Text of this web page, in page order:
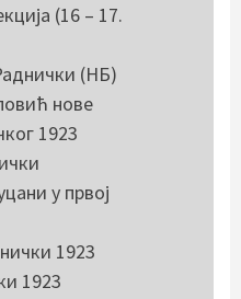
(16 – 17.
(НБ)
нове
1923
у првој
1923
1923